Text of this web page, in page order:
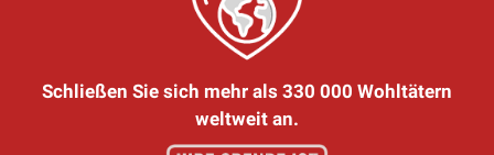
Schließen Sie sich mehr als 330 000 Wohltätern
weltweit an.